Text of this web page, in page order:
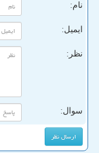
نام:
ایمیل:
نظر:
سوال: